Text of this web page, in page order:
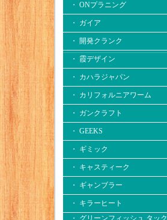
・ ONプラニング
・ ガイア
・ 開発クランク
・ 霞デザイン
・ カハラジャパン
・ カリフォルニアワーム
・ ガンクラフト
・ GEEKS
・ ギミック
・ キャスティーク
・ ギャンブラー
・ キラーヒート
・ グリーンフィッシュ タック